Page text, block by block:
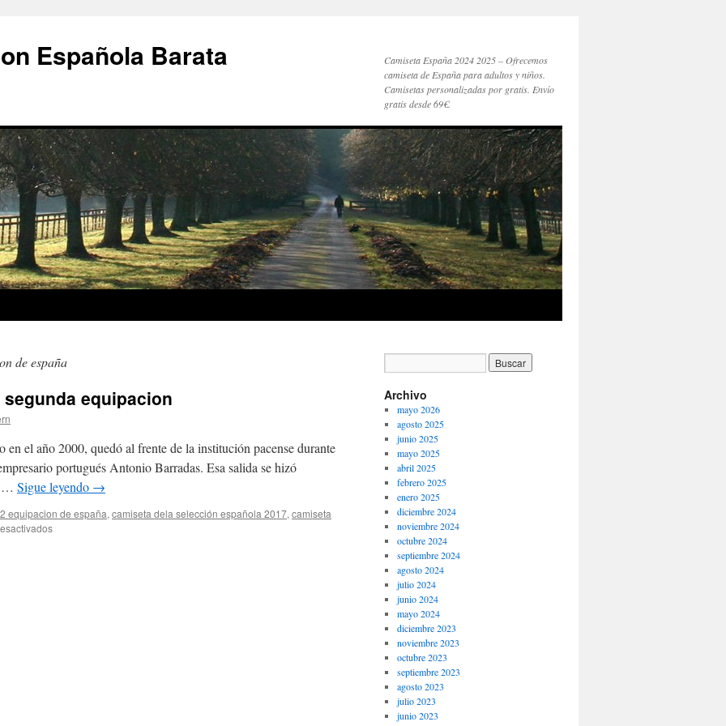
Española Barata
Camiseta España 2024 2025 – Ofrecemos
camiseta de España para adultos y niños.
Camisetas personalizadas por gratis. Envío
gratis desde 69€.
de españa
equipacion
el año 2000, quedó al frente de la institución pacense durante
portugués Antonio Barradas. Esa salida se hizó
… Sigue leyendo →
2 equipacion de españa, camiseta dela selección española 2017, camiseta
en
Archivo
mayo 2026
agosto 2025
junio 2025
mayo 2025
abril 2025
febrero 2025
enero 2025
diciembre 2024
noviembre 2024
octubre 2024
septiembre 2024
agosto 2024
julio 2024
junio 2024
mayo 2024
diciembre 2023
noviembre 2023
octubre 2023
septiembre 2023
agosto 2023
julio 2023
junio 2023